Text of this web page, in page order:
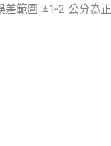
範圍 ±1-2 公分為